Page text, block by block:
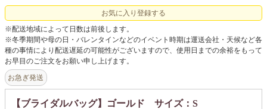
ドメイン指定受信について
無料サンプル・資料請求
お問合せ
お気に入り登録する
※配送地域によって日数は前後します。
※冬季期間や母の日・バレンタインなどのイベント時期は運送会社・天候など各
種の事情により配送遅延の可能性がございますので、使用日までの余裕をもって
お早目のご注文をお願い申し上げます。
お急ぎ発送
【ブライダルバッグ】ゴールド サイズ：S